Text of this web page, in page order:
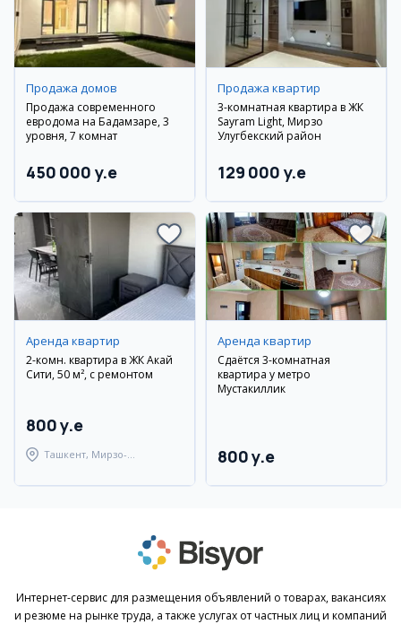
Продажа домов
Продажа современного
евродома на Бадамзаре, 3
уровня, 7 комнат
450 000 y.e
Продажа квартир
3-комнатная квартира в ЖК
Sayram Light, Мирзо
Улугбекский район
129 000 y.e
Аренда квартир
2-комн. квартира в ЖК Акай
Сити, 50 м², с ремонтом
800 y.e
Ташкент, Мирзо-
Аренда квартир
Сдаётся 3-комнатная
квартира у метро
Мустакиллик
800 y.e
Интернет-сервис для размещения объявлений о товарах, вакансиях
и резюме на рынке труда, а также услугах от частных лиц и компаний